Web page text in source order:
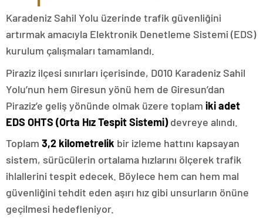
Karadeniz Sahil Yolu üzerinde trafik güvenliğini
artırmak amacıyla Elektronik Denetleme Sistemi (EDS)
kurulum çalışmaları tamamlandı.
Piraziz ilçesi sınırları içerisinde, D010 Karadeniz Sahil
Yolu’nun hem Giresun yönü hem de Giresun’dan
Piraziz’e geliş yönünde olmak üzere toplam iki adet
EDS OHTS (Orta Hız Tespit Sistemi)devreye alındı.
Toplam 3,2 kilometrelik bir izleme hattını kapsayan
sistem, sürücülerin ortalama hızlarını ölçerek trafik
ihlallerini tespit edecek. Böylece hem can hem mal
güvenliğini tehdit eden aşırı hız gibi unsurların önüne
geçilmesi hedefleniyor.